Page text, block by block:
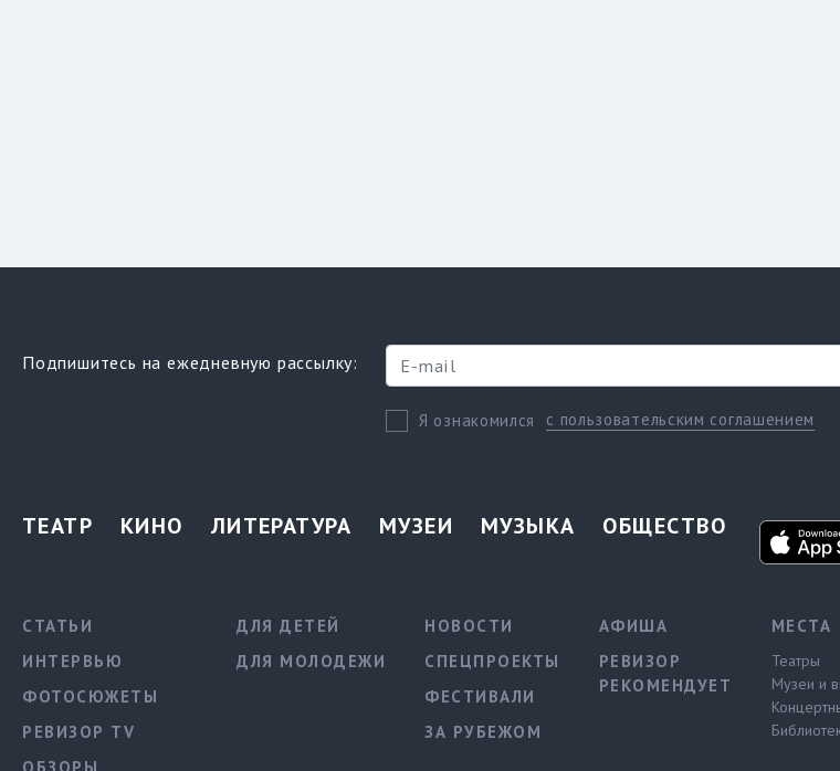
Подпишитесь на ежедневную рассылку:
Я ознакомился с пользовательским соглашением
ТЕАТР КИНО ЛИТЕРАТУРА МУЗЕИ МУЗЫКА ОБЩЕСТВО
СТАТЬИ
ИНТЕРВЬЮ
ФОТОСЮЖЕТЫ
РЕВИЗОР TV
ДЛЯ ДЕТЕЙ
ДЛЯ МОЛОДЕЖИ
НОВОСТИ
СПЕЦПРОЕКТЫ
ФЕСТИВАЛИ
ЗА РУБЕЖОМ
АФИША
РЕВИЗОР
РЕКОМЕНДУЕТ
МЕСТА
Театры
Музеи и